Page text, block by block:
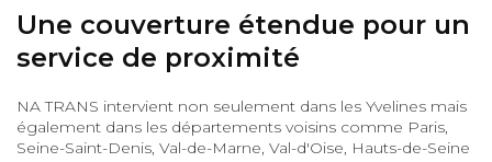
Une couverture étendue pour un
service de proximité
NA TRANS intervient non seulement dans les Yvelines mais
également dans les départements voisins comme Paris,
Seine-Saint-Denis, Val-de-Marne, Val-d'Oise, Hauts-de-Seine